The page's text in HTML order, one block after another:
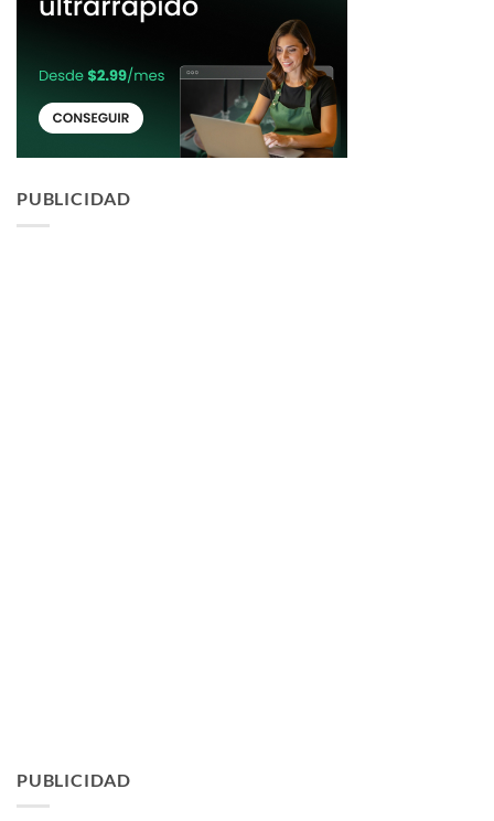
PUBLICIDAD
PUBLICIDAD